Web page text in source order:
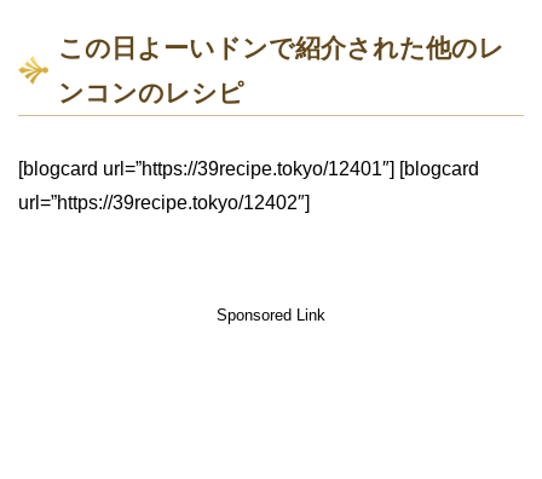
この日よーいドンで紹介された他のレ
ンコンのレシピ
[blogcard url=”https://39recipe.tokyo/12401″] [blogcard
url=”https://39recipe.tokyo/12402″]
Sponsored Link